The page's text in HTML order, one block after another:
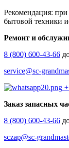
Рекомендация: при
бытовой техники
Ремонт и
8 (800) 600-43-66
service@sc-
Заказ запасных
8 (800) 600-43-66
sczap@sc-